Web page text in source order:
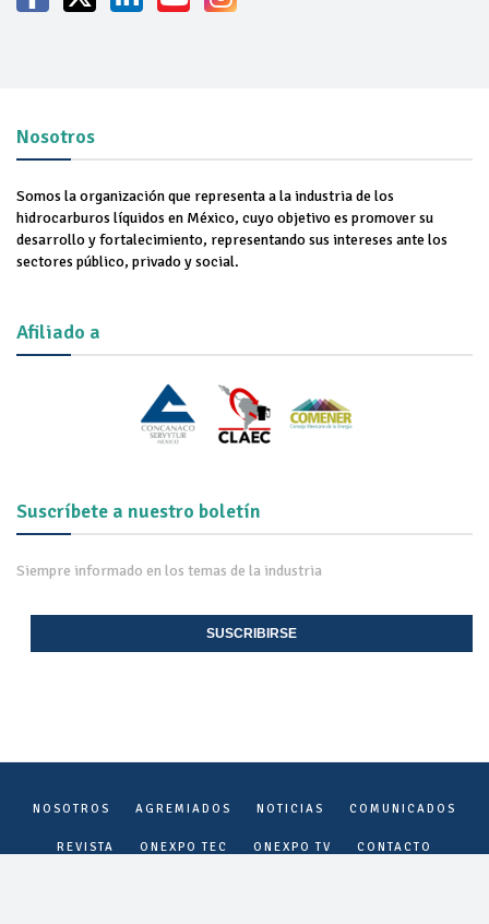
Nosotros
Somos la organización que representa a la industria de los
hidrocarburos líquidos en México, cuyo objetivo es promover su
desarrollo y fortalecimiento, representando sus intereses ante los
sectores público, privado y social.
Afiliado a
Suscríbete a nuestro boletín
Siempre informado en los temas de la industria
SUSCRIBIRSE
NOSOTROS AGREMIADOS NOTICIAS COMUNICADOS
REVISTA ONEXPO TEC ONEXPO TV CONTACTO